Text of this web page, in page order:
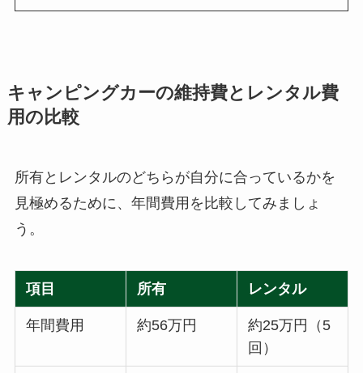
キャンピングカーの維持費とレンタル費
用の比較
所有とレンタルのどちらが自分に合っているかを
見極めるために、年間費用を比較してみましょ
う。
項目 所有 レンタル
年間費用 約56万円
約25万円（5
回）